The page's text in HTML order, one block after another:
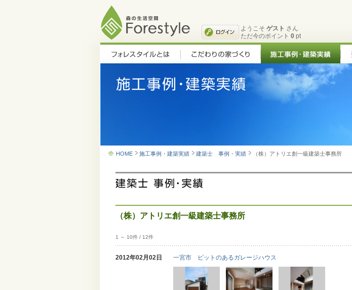
ようこそ ゲスト さん
ただ今のポイント 0 pt
HOME 施工事例・建築実績 建築士 事例・実績 （株）アトリエ創一級建築士事務所
（株）アトリエ創一級建築士事務所
1 ～ 10件 / 12件
2012年02月02日 一宮市 ピットのあるガレージハウス